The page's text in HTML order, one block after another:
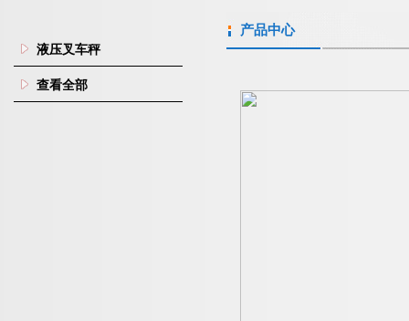
液压叉车秤
查看全部
产品中心